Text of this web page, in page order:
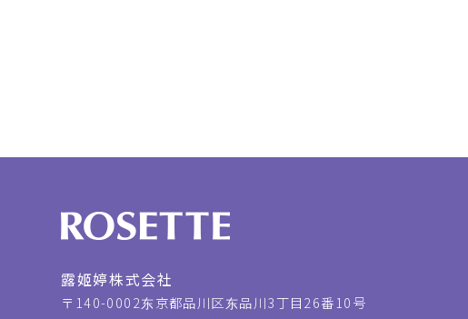
露姬婷株式会社
〒140-0002东京都品川区东品川3丁目26番10号